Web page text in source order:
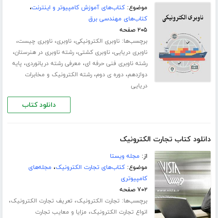
موضوع:کتاب‌های آموزش کامپیوتر و اینترنت،
کتاب‌های مهندسی برق
۲۰۵ صفحه
برچسب‌ها:ناوبری الکترونیکی،ناوبری،ناوبری چیست،
ناوبری دریایی،ناوبری کشتی،رشته ناوبری در هنرستان،
رشته ناوبری فنی حرفه ای، معرفی رشته دریانوردی، پایه
دوازدهم،دوره ی دوم،رشته الکترونیک و مخابرات
دریایی
دانلود کتاب
دانلود کتاب تجارت الکترونیک
از: مجله ویستا
موضوع:کتاب‌های تجارت الکترونیک، مجله‌های
کامپیوتری
۷۰۲ صفحه
برچسب‌ها: تجارت الکترونیک، تعریف تجارت الکترونیک،
انواع تجارت الکترونیک، مزایا و معایب تجارت